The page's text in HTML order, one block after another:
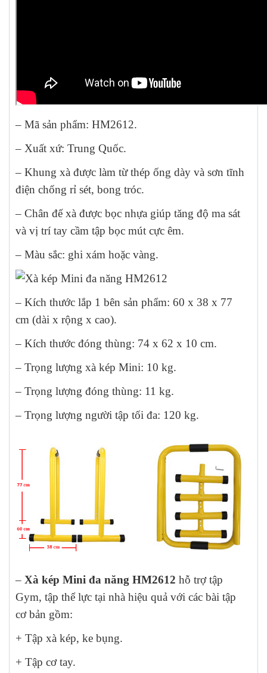
– Mã sản phẩm: HM2612.
– Xuất xứ: Trung Quốc.
– Khung xà được làm từ thép ống dày và sơn tĩnh
điện chống rỉ sét, bong tróc.
– Chân đế xà được bọc nhựa giúp tăng độ ma sát
và vị trí tay cầm tập bọc mút cực êm.
– Màu sắc: ghi xám hoặc vàng.
– Kích thước lắp 1 bên sản phẩm: 60 x 38 x 77
cm (dài x rộng x cao).
– Kích thước đóng thùng: 74 x 62 x 10 cm.
– Trọng lượng xà kép Mini: 10 kg.
– Trọng lượng đóng thùng: 11 kg.
– Trọng lượng người tập tối đa: 120 kg.
– Xà kép Mini đa năng HM2612 hỗ trợ tập
Gym, tập thể lực tại nhà hiệu quả với các bài tập
cơ bản gồm:
+ Tập xà kép, ke bụng.
+ Tập cơ tay.